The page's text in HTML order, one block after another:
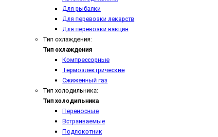
Для рыбалки
Для перевозки лекарств
Для перевозки вакцин
Тип охлаждения:
Тип охлаждения
Компрессорные
Термоэлектрические
Сжиженный газ
Тип холодильника:
Тип холодильника
Переносные
Встраиваемые
Подлокотник